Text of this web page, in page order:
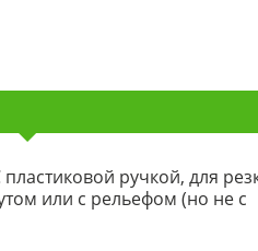
ручкой, для
или с рельефом (но не с